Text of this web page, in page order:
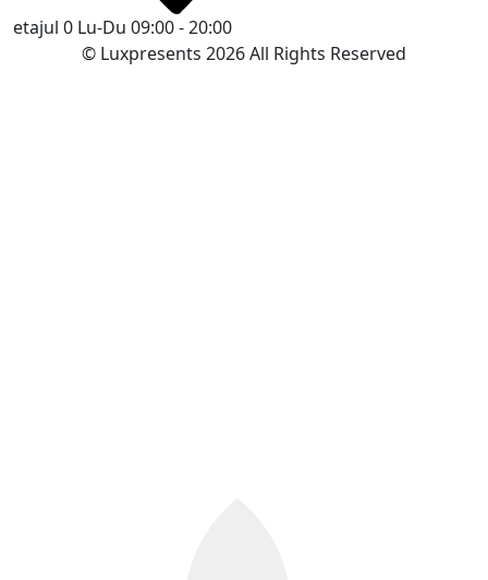
etajul 0 Lu-Du 09:00 - 20:00
© Luxpresents 2026 All Rights Reserved